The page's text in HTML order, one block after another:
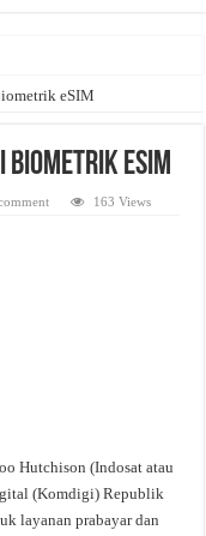
eSIM
eSIM
163 Views
Hutchison (Indosat atau
(Komdigi) Republik
layanan prabayar dan